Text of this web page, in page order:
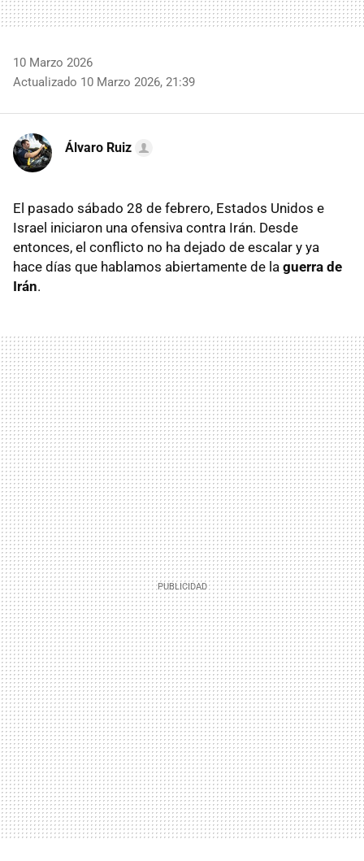
10 Marzo 2026
Actualizado 10 Marzo 2026, 21:39
Álvaro Ruiz
El pasado sábado 28 de febrero, Estados Unidos e
Israel iniciaron una ofensiva contra Irán. Desde
entonces, el conflicto no ha dejado de escalar y ya
hace días que hablamos abiertamente de la guerra de
Irán.